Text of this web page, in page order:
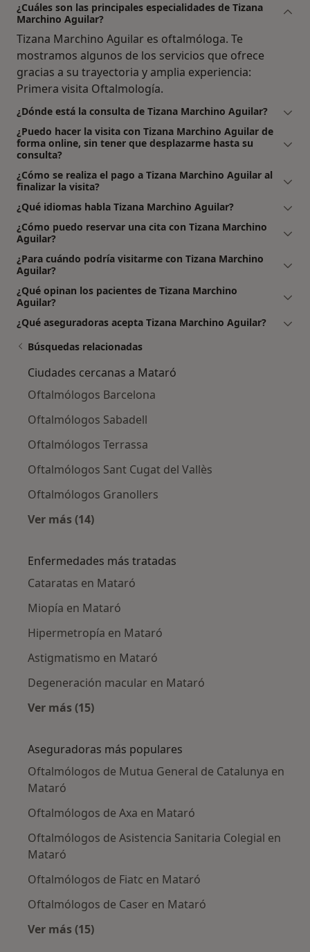
¿Cuáles son las principales especialidades de Tizana
Marchino Aguilar?
Tizana Marchino Aguilar es oftalmóloga. Te
mostramos algunos de los servicios que ofrece
gracias a su trayectoria y amplia experiencia:
Primera visita Oftalmología.
¿Dónde está la consulta de Tizana Marchino Aguilar?
¿Puedo hacer la visita con Tizana Marchino Aguilar de
forma online, sin tener que desplazarme hasta su
consulta?
¿Cómo se realiza el pago a Tizana Marchino Aguilar al
finalizar la visita?
¿Qué idiomas habla Tizana Marchino Aguilar?
¿Cómo puedo reservar una cita con Tizana Marchino
Aguilar?
¿Para cuándo podría visitarme con Tizana Marchino
Aguilar?
¿Qué opinan los pacientes de Tizana Marchino
Aguilar?
¿Qué aseguradoras acepta Tizana Marchino Aguilar?
Búsquedas relacionadas
Ciudades cercanas a Mataró
Oftalmólogos Barcelona
Oftalmólogos Sabadell
Oftalmólogos Terrassa
Oftalmólogos Sant Cugat del Vallès
Oftalmólogos Granollers
Ver más (14)
Enfermedades más tratadas
Cataratas en Mataró
Miopía en Mataró
Hipermetropía en Mataró
Astigmatismo en Mataró
Degeneración macular en Mataró
Ver más (15)
Aseguradoras más populares
Oftalmólogos de Mutua General de Catalunya en
Mataró
Oftalmólogos de Axa en Mataró
Oftalmólogos de Asistencia Sanitaria Colegial en
Mataró
Oftalmólogos de Fiatc en Mataró
Oftalmólogos de Caser en Mataró
Ver más (15)